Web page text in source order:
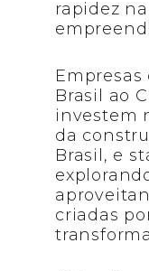
rapidez
Empresas
Brasil ao
investem
da
Brasil, e
criadas